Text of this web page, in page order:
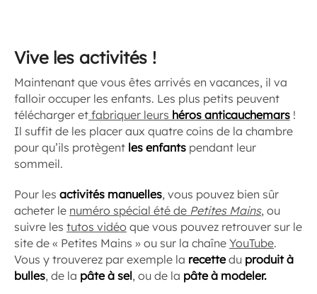
Vive les activités !
Maintenant que vous êtes arrivés en vacances, il va
falloir occuper les enfants. Les plus petits peuvent
télécharger et fabriquer leurs héros anticauchemars !
Il suffit de les placer aux quatre coins de la chambre
pour qu’ils protègent les enfants pendant leur
sommeil.
Pour les activités manuelles, vous pouvez bien sûr
acheter le numéro spécial été de Petites Mains, ou
suivre les tutos vidéo que vous pouvez retrouver sur le
site de « Petites Mains » ou sur la chaîne YouTube.
Vous y trouverez par exemple la recettedu produit à
bulles, de la pâte à sel, ou de la pâte à modeler.